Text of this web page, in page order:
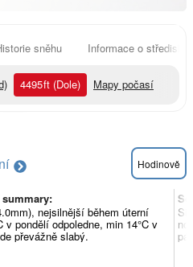
sněhu Informace o středisku
4495ft (Dole) Mapy počasí
Hodinově
summary:
nejsilnější během úterní
v pondělí odpoledne, min 14°C v
převážně slabý.